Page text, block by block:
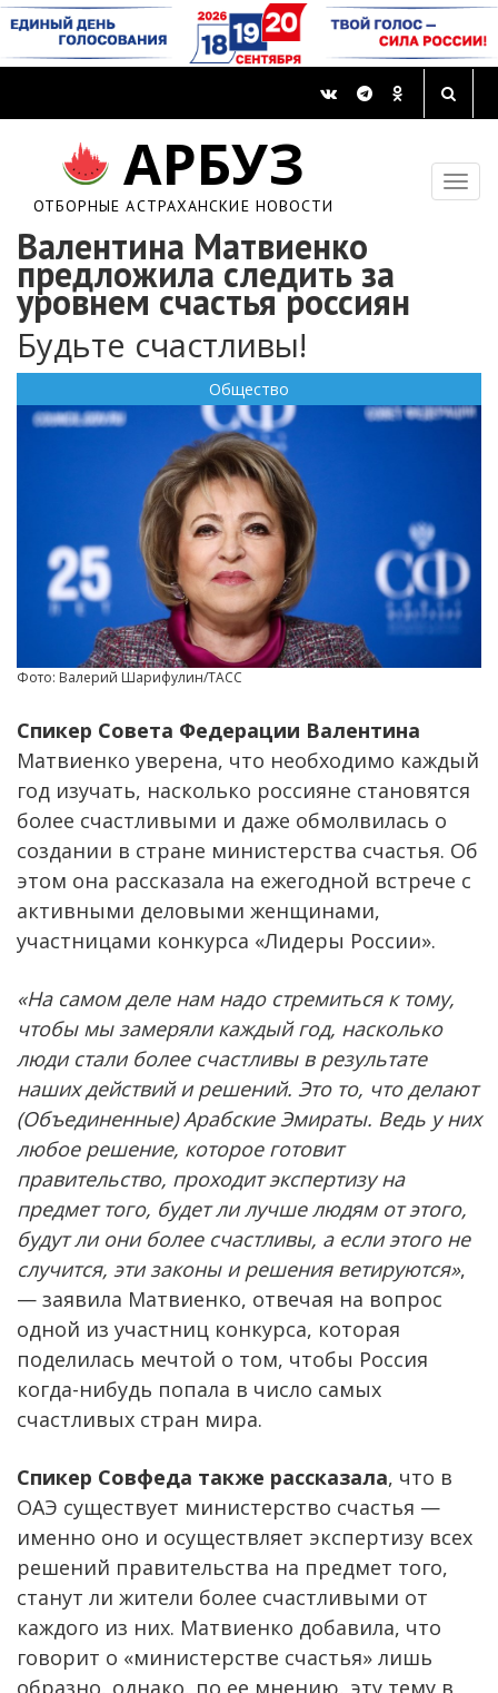
АРБУЗ
ОТБОРНЫЕ АСТРАХАНСКИЕ НОВОСТИ
Валентина Матвиенко
предложила следить за
уровнем счастья россиян
Будьте счастливы!
Общество
Фото: Валерий Шарифулин/ТАСС
Спикер Совета Федерации Валентина
Матвиенко уверена, что необходимо каждый
год изучать, насколько россияне становятся
более счастливыми и даже обмолвилась о
создании в стране министерства счастья. Об
этом она рассказала на ежегодной встрече с
активными деловыми женщинами,
участницами конкурса «Лидеры России».
«На самом деле нам надо стремиться к тому,
чтобы мы замеряли каждый год, насколько
люди стали более счастливы в результате
наших действий и решений. Это то, что делают
(Объединенные) Арабские Эмираты. Ведь у них
любое решение, которое готовит
правительство, проходит экспертизу на
предмет того, будет ли лучше людям от этого,
будут ли они более счастливы, а если этого не
случится, эти законы и решения ветируются»,
— заявила Матвиенко, отвечая на вопрос
одной из участниц конкурса, которая
поделилась мечтой о том, чтобы Россия
когда-нибудь попала в число самых
счастливых стран мира.
Спикер Совфеда также рассказала, что в
ОАЭ существует министерство счастья —
именно оно и осуществляет экспертизу всех
решений правительства на предмет того,
станут ли жители более счастливыми от
каждого из них. Матвиенко добавила, что
говорит о «министерстве счастья» лишь